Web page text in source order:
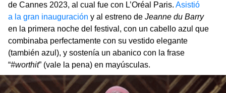
de Cannes 2023, al cual fue con L’Oréal Paris. Asistió
a la gran inauguración y al estreno de Jeanne du Barry
en la primera noche del festival, con un cabello azul que
combinaba perfectamente con su vestido elegante
(también azul), y sostenía un abanico con la frase
“#worthit” (vale la pena) en mayúsculas.